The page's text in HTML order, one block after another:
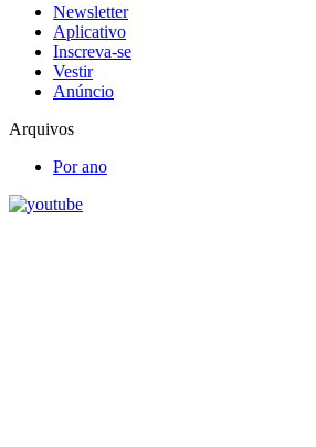
Newsletter
Aplicativo
Inscreva-se
Vestir
Anúncio
Arquivos
Por ano